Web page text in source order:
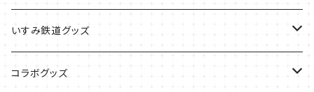
いすみ鉄道グッズ
いすみ鉄道グッズ
コラボグッズ